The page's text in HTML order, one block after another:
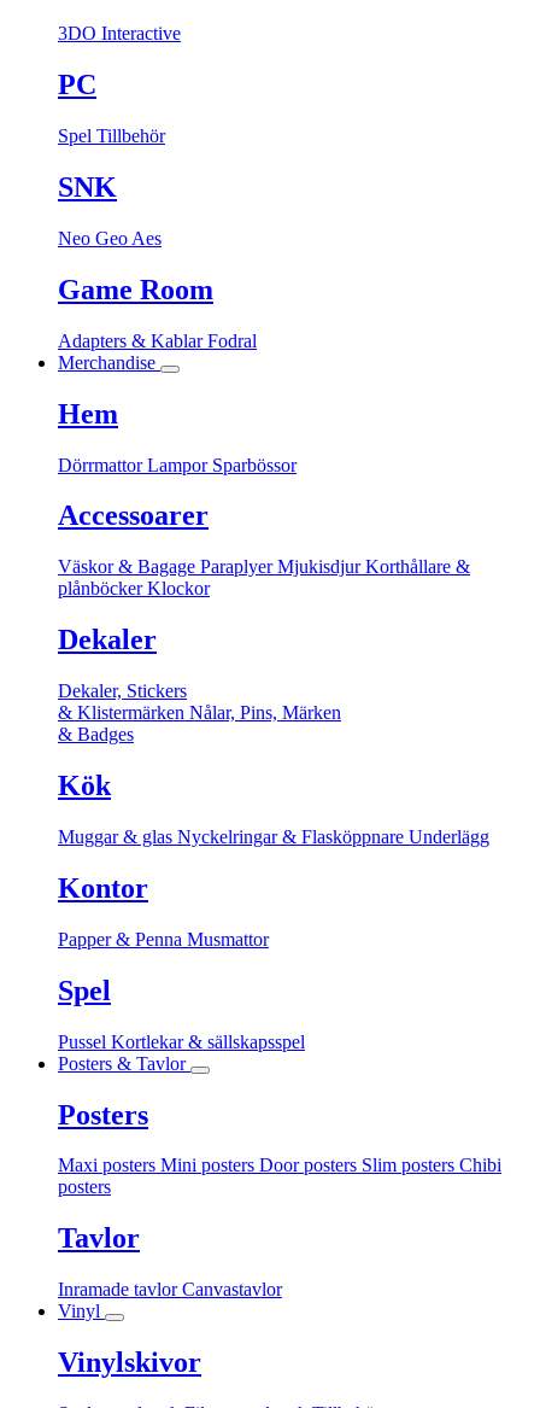
3DO Interactive
PC
Spel Tillbehör
SNK
Neo Geo Aes
Game Room
Adapters & KablarFodral
Merchandise
Hem
DörrmattorLampor Sparbössor
Accessoarer
Väskor & Bagage ParaplyerMjukisdjurKorthållare &
plånböckerKlockor
Dekaler
Dekaler, Stickers
& Klistermärken Nålar, Pins, Märken
& Badges
Kök
Muggar & glas Nyckelringar & Flasköppnare Underlägg
Kontor
Papper & Penna Musmattor
Spel
Pussel Kortlekar & sällskapsspel
Posters & Tavlor
Posters
Maxi posters Mini posters Door posters Slim posters Chibi
posters
Tavlor
Inramade tavlorCanvastavlor
Vinyl
Vinylskivor